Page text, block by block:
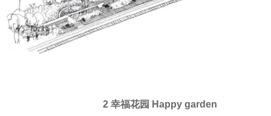
2 幸福花园 Happy garden